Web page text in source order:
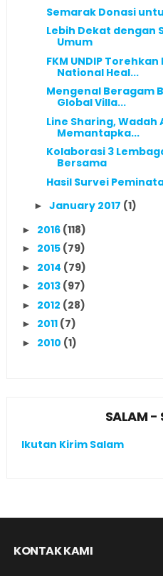
Semarak Donasi
Lebih Dekat dengan
Umum
FKM UNDIP
National Heal...
Mengenal Beragam
Global Villa...
Line Sharing,
Memantapka...
Kolaborasi 3
Bersama
Hasil Survei
► January 2017 (1)
► 2016 (118)
► 2015 (79)
► 2014 (79)
► 2013 (97)
► 2012 (28)
► 2011 (7)
► 2010 (1)
SALAM -
Ikutan Kirim Salam
KONTAK KAMI